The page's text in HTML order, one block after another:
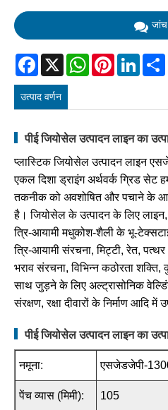
Facebook
X WhatsAppPinterest
उत्पाद वर्णन
पीई जियोसेल उत्पादन लाइन का
प्लास्टिक जियोसेल उत्पादन लाइन
एकल दिशा ड्राइंग अर्थवर्क ग्रिड सेट
तकनीक को अवशोषित और पचाने के
है। जियोसेल के उत्पादन के लिए लाइन,
त्रि-आयामी मधुकोश-शैली के भू-
त्रि-आयामी संरचना, मिट्टी, रेत,
भराव संरचना, विभिन्न कठोरता
साथ जुड़ने के लिए अल्ट्रासोनिक
संरक्षण, रक्षा दीवारों के निर्माण आदि में
पीई जियोसेल उत्पादन लाइन का
नमूना: एसजेडजेपी-
पेंच व्यास (मिमी): 105